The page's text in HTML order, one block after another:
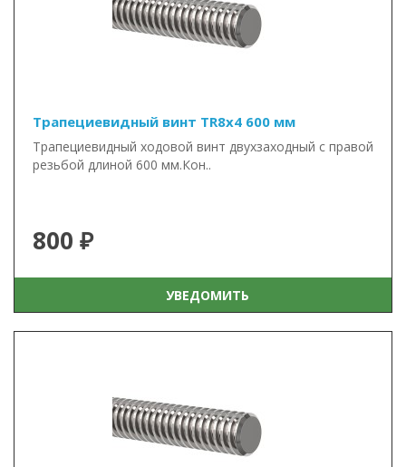
Трапециевидный винт TR8x4 600 мм
Трапециевидный ходовой винт двухзаходный с правой
резьбой длиной 600 мм.Кон..
800 ₽
УВЕДОМИТЬ